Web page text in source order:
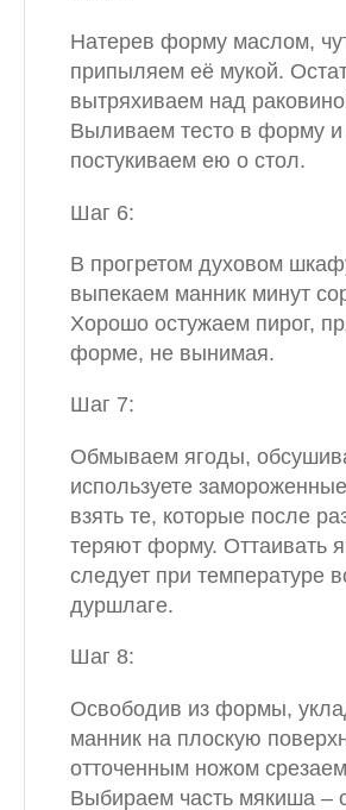
Натерев форму маслом,
припыляем её мукой.
вытряхиваем над
Выливаем тесто в форму и
постукиваем ею о стол.
Шаг 6:
В прогретом духовом
выпекаем манник минут
Хорошо остужаем пирог,
форме, не вынимая.
Шаг 7:
Обмываем ягоды,
используете
взять те, которые после
теряют форму. Оттаивать
следует при температуре
дуршлаге.
Шаг 8:
Освободив из формы,
манник на плоскую
отточенным ножом
Выбираем часть мякиша –